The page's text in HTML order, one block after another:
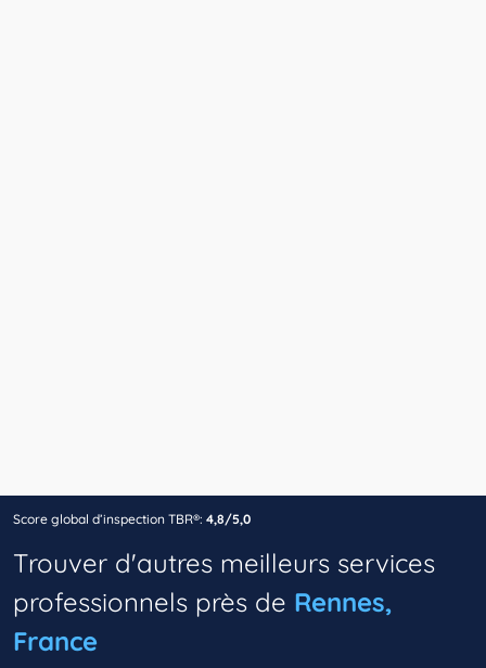
Score global d’inspection TBR®: 4,8/5,0
Trouver d'autres meilleurs services
professionnels près de Rennes,
France